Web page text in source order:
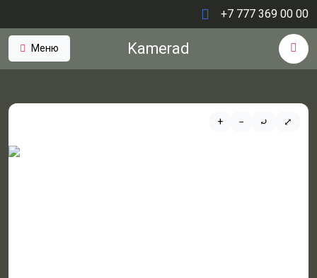
+7 777 369 00 00
Меню Kamerad
+ − ⤾ ⤢